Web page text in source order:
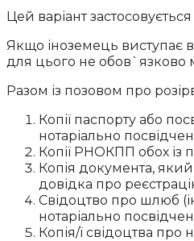
Цей варіант
Якщо іноземець виступає
для цього не обов`язково
Разом із позовом про
Копії паспорту або
нотаріально
Копії РНОКПП обох із
Копія документа,
довідка про
Свідоцтво про шлюб
нотаріально
Копія/ї свідоцтва